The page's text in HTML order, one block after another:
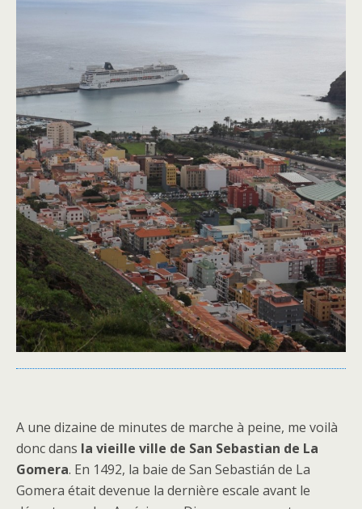
A une dizaine de minutes de marche à peine, me voilà
donc dans la vieille ville de San Sebastian de La
Gomera. En 1492, la baie de San Sebastián de La
Gomera était devenue la dernière escale avant le